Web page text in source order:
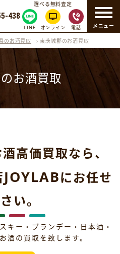
メニュー
438
選べる無料査定
LINE オンライン 電話
のお酒買取 ›東茨城郡のお酒買取
お酒買取
高価買取なら、
にお任せ
い。
キー・ブランデー・日本酒・
酒の買取を致します。